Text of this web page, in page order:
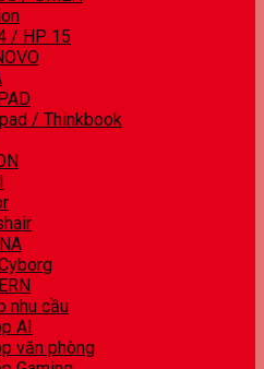
/ HP 15
/ Thinkbook
nhu cầu
AI
văn phòng